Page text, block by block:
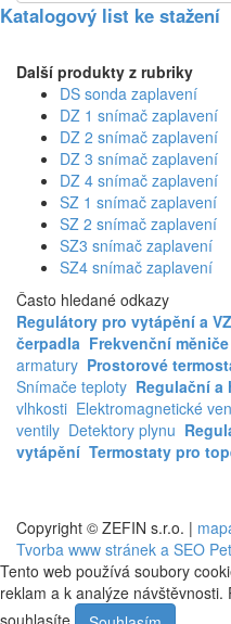
Katalogový list ke stažení
Další produkty z rubriky
DS sonda zaplavení
DZ 1 snímač zaplavení
DZ 2 snímač zaplavení
DZ 3 snímač zaplavení
DZ 4 snímač zaplavení
SZ 1 snímač zaplavení
SZ 2 snímač zaplavení
SZ3 snímač zaplavení
SZ4 snímač zaplavení
Často hledané odkazy
Regulátory pro vytápění a
čerpadla Frekvenční měniče
armatury Prostorové
Snímače teploty Regulační
vlhkosti Elektromagnetické
ventily Detektory plynu
vytápění Termostaty pro
Copyright © ZEFIN s.r.o. |
Tvorba www stránek a SEO
Tento web používá soubory
reklam a k analýze
souhlasíte.